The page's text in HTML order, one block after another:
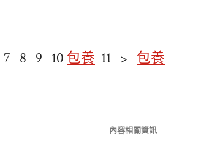
8 9 10 包養 11 > 包養
內容相關資訊